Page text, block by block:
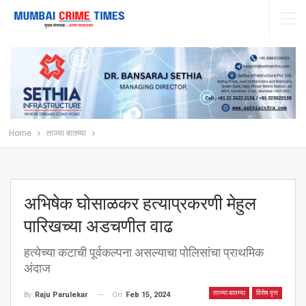
Home ताज्या बातम्या
अभिषेक घोसाळकर हत्याप्रकरणी मेहुल
पारिखच्या अडचणीत वाढ
हत्येच्या कटाची पूर्वकल्पना असल्याचा पोलिसांचा प्राथमिक
अंदाज
ताज्या बातम्या विशेष वृत्त
By Raju Parulekar On Feb 15, 2024